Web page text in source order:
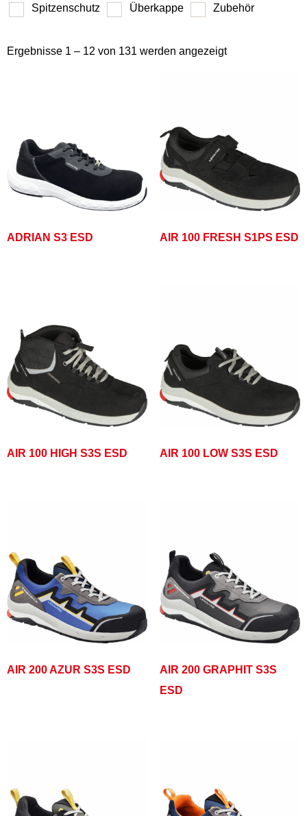
Spitzenschutz Überkappe Zubehör
Ergebnisse 1 – 12 von 131 werden angezeigt
ADRIAN S3 ESD AIR 100 FRESH S1PS ESD
AIR 100 HIGH S3S ESD AIR 100 LOW S3S ESD
AIR 200 AZUR S3S ESD
AIR 200 GRAPHIT S3S
ESD